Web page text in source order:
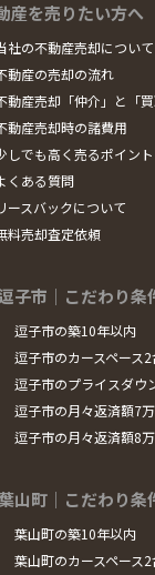
産を売りたい方へ
社の不動産売却について
動産の売却の流れ
動産売却「仲介」と「
動産売却時の諸費用
しでも高く売るポイント
くある質問
ースバックについて
料売却査定依頼
子市｜こだわり条
逗子市の築10年以内
逗子市のカースペース2
逗子市のプライスダウ
逗子市の月々返済額7
逗子市の月々返済額8
山町｜こだわり条
葉山町の築10年以内
葉山町のカースペース2